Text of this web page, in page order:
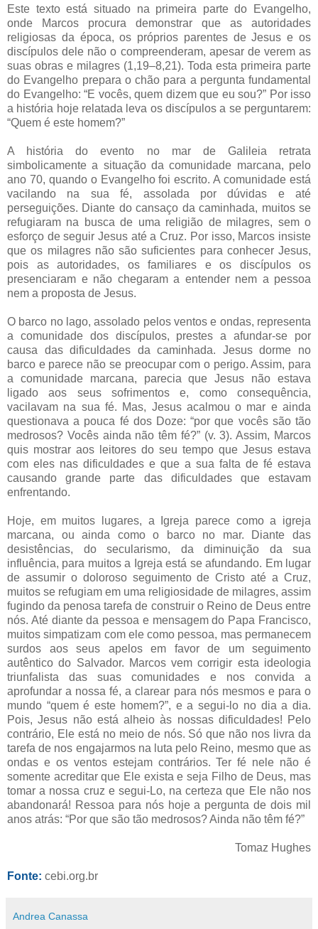
Este texto está situado na primeira parte do Evangelho,
onde Marcos procura demonstrar que as autoridades
religiosas da época, os próprios parentes de Jesus e os
discípulos dele não o compreenderam, apesar de verem as
suas obras e milagres (1,19–8,21). Toda esta primeira parte
do Evangelho prepara o chão para a pergunta fundamental
do Evangelho: “E vocês, quem dizem que eu sou?” Por isso
a história hoje relatada leva os discípulos a se perguntarem:
“Quem é este homem?”
A história do evento no mar de Galileia retrata
simbolicamente a situação da comunidade marcana, pelo
ano 70, quando o Evangelho foi escrito. A comunidade está
vacilando na sua fé, assolada por dúvidas e até
perseguições. Diante do cansaço da caminhada, muitos se
refugiaram na busca de uma religião de milagres, sem o
esforço de seguir Jesus até a Cruz. Por isso, Marcos insiste
que os milagres não são suficientes para conhecer Jesus,
pois as autoridades, os familiares e os discípulos os
presenciaram e não chegaram a entender nem a pessoa
nem a proposta de Jesus.
O barco no lago, assolado pelos ventos e ondas, representa
a comunidade dos discípulos, prestes a afundar-se por
causa das dificuldades da caminhada. Jesus dorme no
barco e parece não se preocupar com o perigo. Assim, para
a comunidade marcana, parecia que Jesus não estava
ligado aos seus sofrimentos e, como consequência,
vacilavam na sua fé. Mas, Jesus acalmou o mar e ainda
questionava a pouca fé dos Doze: “por que vocês são tão
medrosos? Vocês ainda não têm fé?” (v. 3). Assim, Marcos
quis mostrar aos leitores do seu tempo que Jesus estava
com eles nas dificuldades e que a sua falta de fé estava
causando grande parte das dificuldades que estavam
enfrentando.
Hoje, em muitos lugares, a Igreja parece como a igreja
marcana, ou ainda como o barco no mar. Diante das
desistências, do secularismo, da diminuição da sua
influência, para muitos a Igreja está se afundando. Em lugar
de assumir o doloroso seguimento de Cristo até a Cruz,
muitos se refugiam em uma religiosidade de milagres, assim
fugindo da penosa tarefa de construir o Reino de Deus entre
nós. Até diante da pessoa e mensagem do Papa Francisco,
muitos simpatizam com ele como pessoa, mas permanecem
surdos aos seus apelos em favor de um seguimento
autêntico do Salvador. Marcos vem corrigir esta ideologia
triunfalista das suas comunidades e nos convida a
aprofundar a nossa fé, a clarear para nós mesmos e para o
mundo “quem é este homem?”, e a segui-lo no dia a dia.
Pois, Jesus não está alheio às nossas dificuldades! Pelo
contrário, Ele está no meio de nós. Só que não nos livra da
tarefa de nos engajarmos na luta pelo Reino, mesmo que as
ondas e os ventos estejam contrários. Ter fé nele não é
somente acreditar que Ele exista e seja Filho de Deus, mas
tomar a nossa cruz e segui-Lo, na certeza que Ele não nos
abandonará! Ressoa para nós hoje a pergunta de dois mil
anos atrás: “Por que são tão medrosos? Ainda não têm fé?”
Tomaz Hughes
Fonte: cebi.org.br
Andrea Canassa